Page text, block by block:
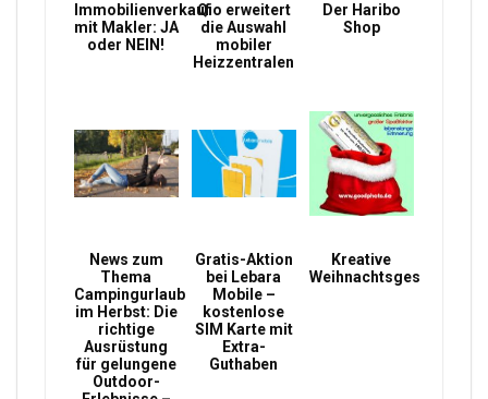
Immobilienverkauf
mit Makler: JA
oder NEIN!
Qio erweitert
die Auswahl
mobiler
Heizzentralen
Der Haribo
Shop
News zum
Thema
Campingurlaub
im Herbst: Die
richtige
Ausrüstung
für gelungene
Outdoor-
Gratis-Aktion
bei Lebara
Mobile –
kostenlose
SIM Karte mit
Extra-
Guthaben
Kreative
Weihnachtsgeschenke